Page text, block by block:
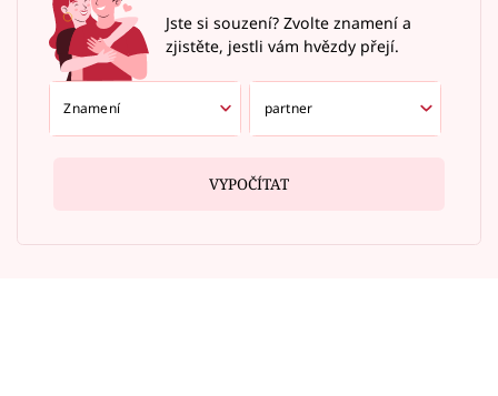
Jste si souzení? Zvolte znamení a
zjistěte, jestli vám hvězdy přejí.
VYPOČÍTAT